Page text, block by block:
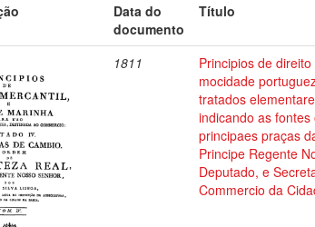
Data do
documento
Título
1811
Principios de
mocidade
tratados
indicando as
principaes praças
Principe Regente
Deputado, e
Commercio da